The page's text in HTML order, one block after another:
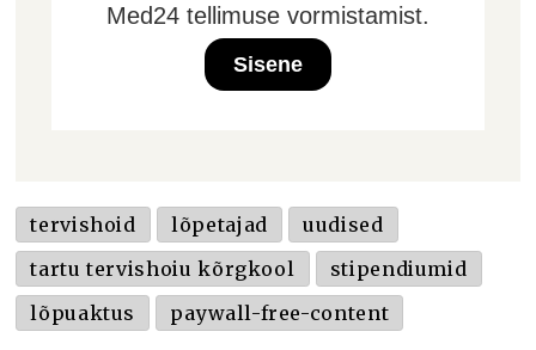
Med24 tellimuse vormistamist.
Sisene
tervishoid lõpetajad
uudised
tartu tervishoiu kõrgkool
stipendiumid
lõpuaktus
paywall-free-content